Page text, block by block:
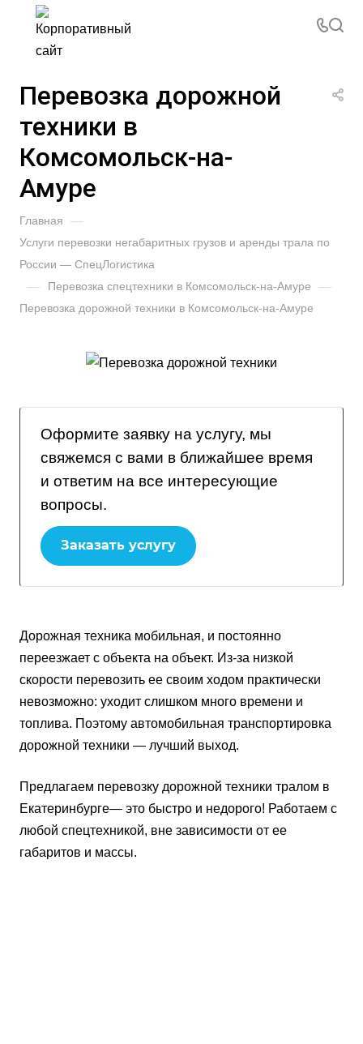
Перевозка дорожной
техники в
Комсомольск-на-
Амуре
Главная —
Услуги перевозки негабаритных грузов и аренды трала по
России — СпецЛогистика
— Перевозка спецтехники в Комсомольск-на-Амуре —
Перевозка дорожной техники в Комсомольск-на-Амуре
Оформите заявку на услугу, мы
свяжемся с вами в ближайшее время
и ответим на все интересующие
вопросы.
Заказать услугу
Дорожная техника мобильная, и постоянно
переезжает с объекта на объект. Из-за низкой
скорости перевозить ее своим ходом практически
невозможно: уходит слишком много времени и
топлива. Поэтому автомобильная транспортировка
дорожной техники — лучший выход.
Предлагаем перевозку дорожной техники тралом в
Екатеринбурге— это быстро и недорого! Работаем с
любой спецтехникой, вне зависимости от ее
габаритов и массы.